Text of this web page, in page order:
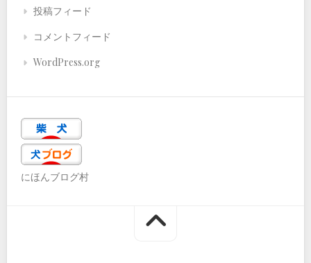
投稿フィード
コメントフィード
WordPress.org
にほんブログ村